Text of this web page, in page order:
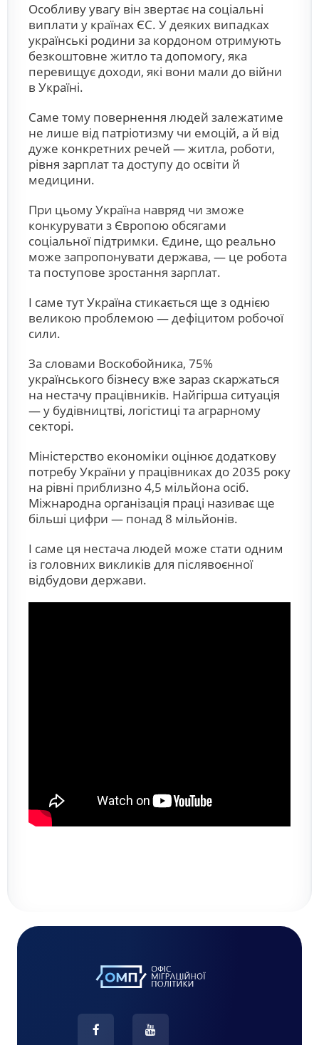
Особливу увагу він звертає на соціальні
виплати у країнах ЄС. У деяких випадках
українські родини за кордоном отримують
безкоштовне житло та допомогу, яка
перевищує доходи, які вони мали до війни
в Україні.
Саме тому повернення людей залежатиме
не лише від патріотизму чи емоцій, а й від
дуже конкретних речей — житла, роботи,
рівня зарплат та доступу до освіти й
медицини.
При цьому Україна навряд чи зможе
конкурувати з Європою обсягами
соціальної підтримки. Єдине, що реально
може запропонувати держава, — це робота
та поступове зростання зарплат.
І саме тут Україна стикається ще з однією
великою проблемою — дефіцитом робочої
сили.
За словами Воскобойника, 75%
українського бізнесу вже зараз скаржаться
на нестачу працівників. Найгірша ситуація
— у будівництві, логістиці та аграрному
секторі.
Міністерство економіки оцінює додаткову
потребу України у працівниках до 2035 року
на рівні приблизно 4,5 мільйона осіб.
Міжнародна організація праці називає ще
більші цифри — понад 8 мільйонів.
І саме ця нестача людей може стати одним
із головних викликів для післявоєнної
відбудови держави.